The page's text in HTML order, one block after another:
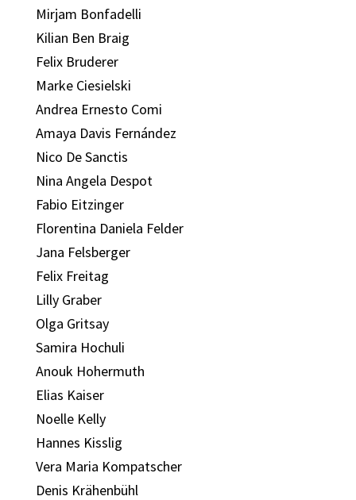
Mirjam Bonfadelli
Kilian Ben Braig
Felix Bruderer
Marke Ciesielski
Andrea Ernesto Comi
Amaya Davis Fernández
Nico De Sanctis
Nina Angela Despot
Fabio Eitzinger
Florentina Daniela Felder
Jana Felsberger
Felix Freitag
Lilly Graber
Olga Gritsay
Samira Hochuli
Anouk Hohermuth
Elias Kaiser
Noelle Kelly
Hannes Kisslig
Vera Maria Kompatscher
Denis Krähenbühl